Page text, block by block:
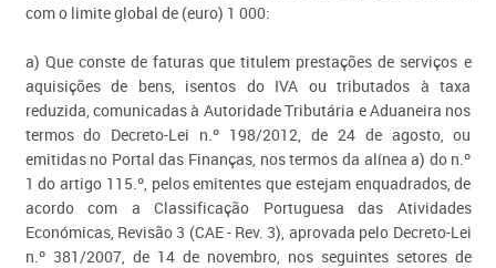
com o limite global de (euro) 1 000:
a) Que conste de faturas que titulem prestações de serviços e
aquisições de bens, isentos do IVA ou tributados à taxa
reduzida, comunicadas à Autoridade Tributária e Aduaneira nos
termos do Decreto-Lei n.º 198/2012, de 24 de agosto, ou
emitidas no Portal das Finanças, nos termos da alínea a) do n.º
1 do artigo 115.º, pelos emitentes que estejam enquadrados, de
acordo com a Classificação Portuguesa das Atividades
Económicas, Revisão 3 (CAE - Rev. 3), aprovada pelo Decreto-Lei
n.º 381/2007, de 14 de novembro, nos seguintes setores de